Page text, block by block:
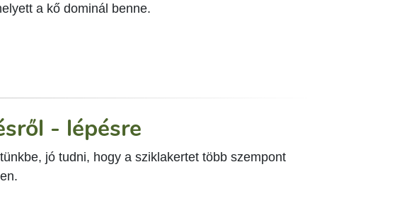
a kő dominál benne.
- lépésre
jó tudni, hogy a sziklakertet több szempont